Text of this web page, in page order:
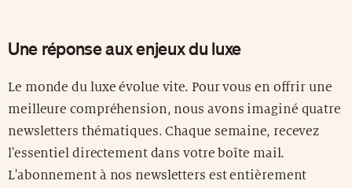
Une réponse aux enjeux du luxe
Le monde du luxe évolue vite. Pour vous en offrir une
meilleure compréhension, nous avons imaginé quatre
newsletters thématiques. Chaque semaine, recevez
l'essentiel directement dans votre boîte mail.
L'abonnement à nos newsletters est entièrement